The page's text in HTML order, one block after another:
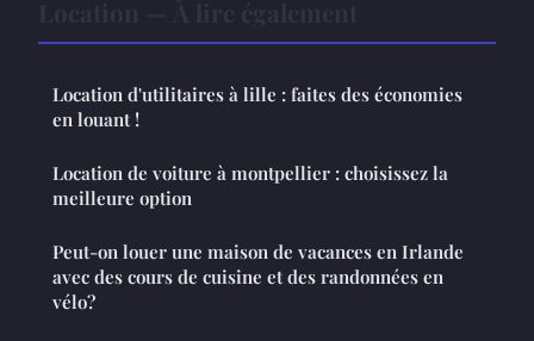
Location d'utilitaires à lille : faites des économies
en louant !
Location de voiture à montpellier : choisissez la
meilleure option
Peut-on louer une maison de vacances en Irlande
avec des cours de cuisine et des randonnées en
vélo?